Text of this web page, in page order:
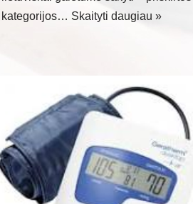
kategorijos… Skaityti daugiau »